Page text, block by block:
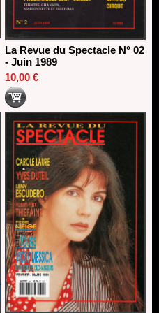
La Revue du Spectacle N° 02
- Juin 1989
10,00 €